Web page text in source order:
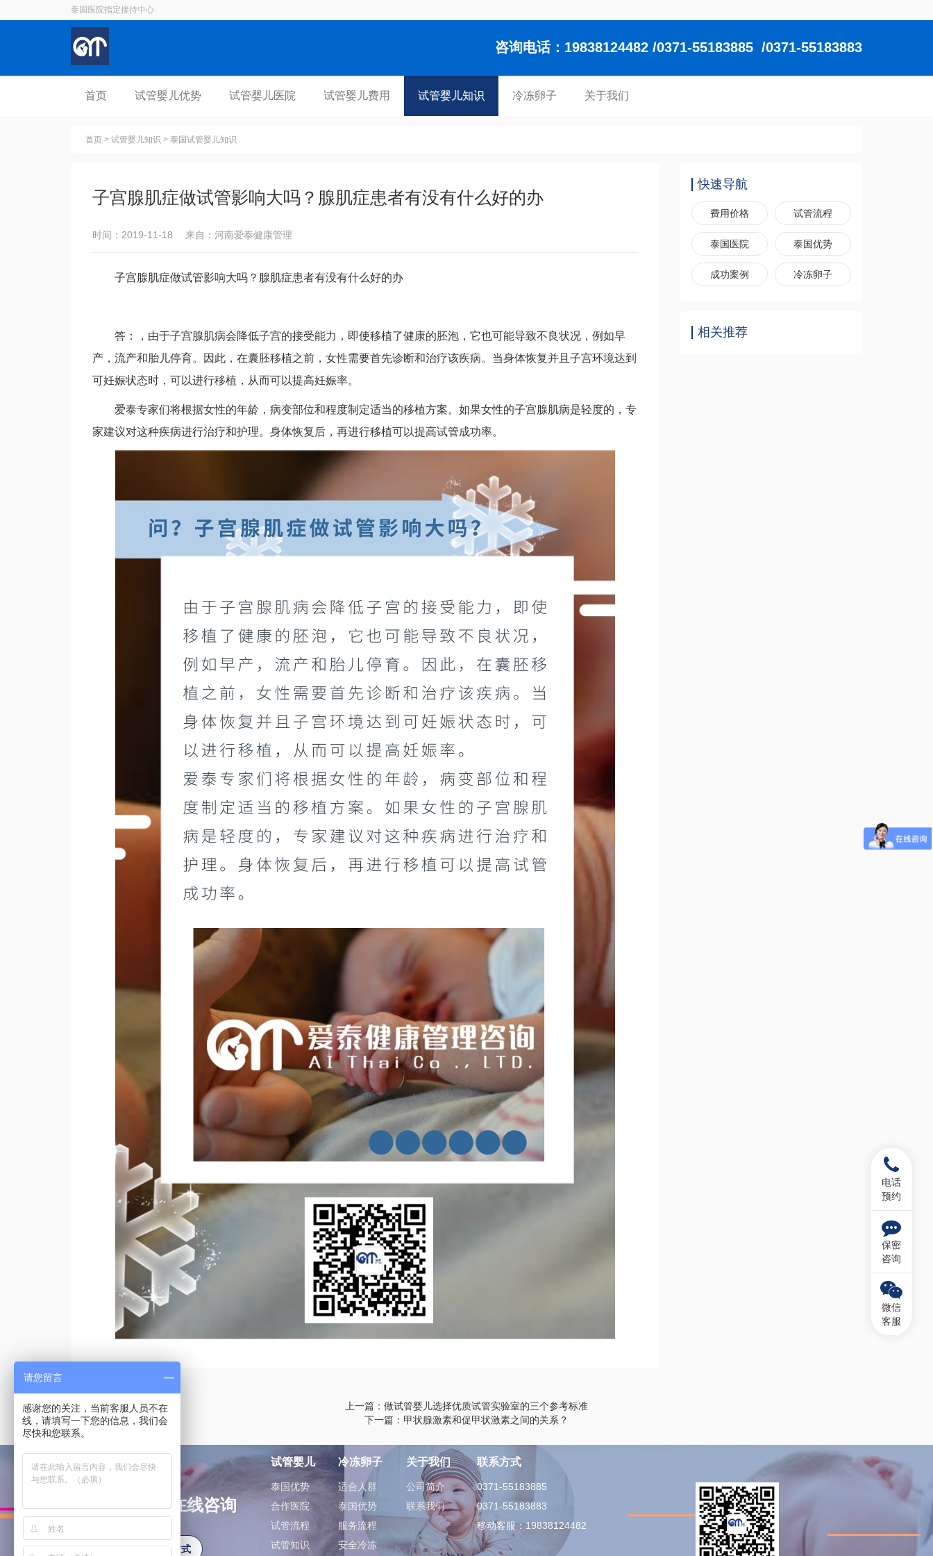
泰国医院指定接待中心
咨询电话：19838124482 /0371-55183885 /0371-55183883
首页 试管婴儿优势 试管婴儿医院 试管婴儿费用 试管婴儿知识 冷冻卵子 关于我们
首页 > 试管婴儿知识 > 泰国试管婴儿知识
子宫腺肌症做试管影响大吗？腺肌症患者有没有什么好的办
时间：2019-11-18 来自：河南爱泰健康管理
子宫腺肌症做试管影响大吗？腺肌症患者有没有什么好的办
答：，由于子宫腺肌病会降低子宫的接受能力，即使移植了健康的胚泡，它也可能导致不良状况，例如早
产，流产和胎儿停育。因此，在囊胚移植之前，女性需要首先诊断和治疗该疾病。当身体恢复并且子宫环境达到
可妊娠状态时，可以进行移植，从而可以提高妊娠率。
爱泰专家们将根据女性的年龄，病变部位和程度制定适当的移植方案。如果女性的子宫腺肌病是轻度的，专
家建议对这种疾病进行治疗和护理。身体恢复后，再进行移植可以提高试管成功率。
快速导航
费用价格 试管流程
泰国医院 泰国优势
成功案例 冷冻卵子
相关推荐
上一篇：做试管婴儿选择优质试管实验室的三个参考标准
下一篇：甲状腺激素和促甲状激素之间的关系？
电话
预约
保密
咨询
微信
客服
如有问题可在线咨询
更多联系方式
试管婴儿
泰国优势
合作医院
试管流程
试管知识
冷冻卵子
适合人群
泰国优势
服务流程
安全冷冻
关于我们
公司简介
联系我们
联系方式
0371-55183885
0371-55183883
移动客服：19838124482
请您留言
感谢您的关注，当前客服人员不在
线，请填写一下您的信息，我们会
尽快和您联系。